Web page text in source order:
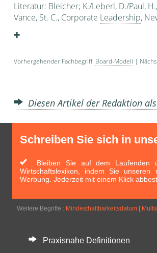
Literatur: Bleicher; K./Leberl, D./Paul, H.,
Vance, St. C., Corporate Leadership,
Vorhergehender Fachbegriff: Board-Modell |
Diesen Artikel der Redaktion
Schreiben Sie sich in
Bleiben Sie auf dem Laufenden
Wirtschaftslexikon, indem Sie unseren
Werbung. Jederzeit mit einem Klick
Weitere Begriffe : Mindesthaltbarkeitsdatum
Praxisnahe Definitionen